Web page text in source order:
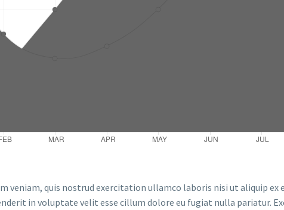
veniam, quis nostrud exercitation ullamco laboris nisi ut aliquip ex
in voluptate velit esse cillum dolore eu fugiat nulla pariatur.